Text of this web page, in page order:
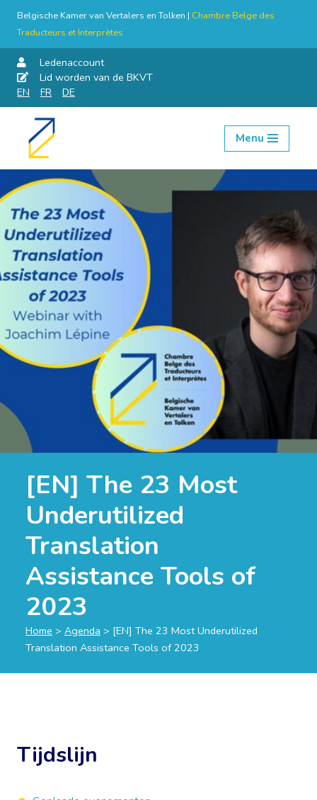
Belgische Kamer van Vertalers en Tolken | Chambre Belge des
Traducteurs et Interprètes
Ledenaccount
Lid worden van de BKVT
EN
FR DE
Skip
content
Menu
[EN] The 23 Most
Underutilized
Translation
Assistance Tools of
2023
Home > Agenda > [EN] The 23 Most Underutilized
Translation Assistance Tools of 2023
Tijdslijn